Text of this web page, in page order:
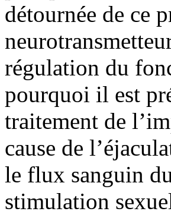
détournée de ce
régulation du
pourquoi il est
traitement de
cause de
le flux sanguin
stimulation